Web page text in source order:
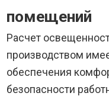
помещений
Расчет
производством
обеспечения
безопасности